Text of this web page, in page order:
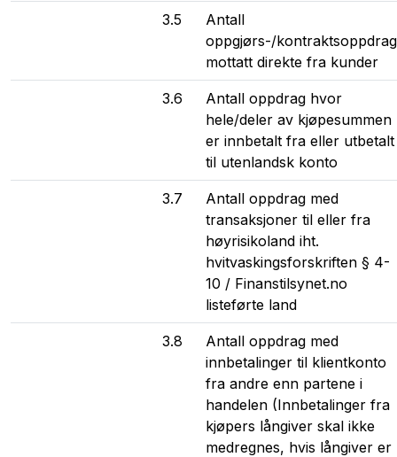
3.5
Antall
oppgjørs-/kontraktsoppdrag
mottatt direkte fra kunder
3.6
Antall oppdrag hvor
hele/deler av kjøpesummen
er innbetalt fra eller utbetalt
til utenlandsk konto
3.7
Antall oppdrag med
transaksjoner til eller fra
høyrisikoland iht.
hvitvaskingsforskriften § 4-
10 / Finanstilsynet.no
listeførte land
3.8
Antall oppdrag med
innbetalinger til klientkonto
fra andre enn partene i
handelen (Innbetalinger fra
kjøpers långiver skal ikke
medregnes, hvis långiver er